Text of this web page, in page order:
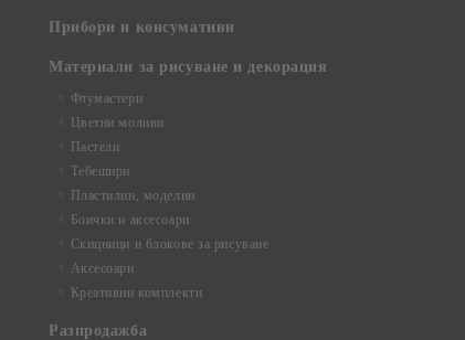
Прибори и консумативи
Материали за рисуване и декорация
Флумастери
Цветни моливи
Пастели
Тебешири
Пластилин, моделин
Боички и аксесоари
Скицници и блокове за рисуване
Аксесоари
Креативни комплекти
Разпродажба